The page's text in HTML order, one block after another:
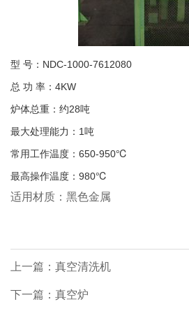
型 号：NDC-1000-7612080
总 功 率：4KW
炉体总重：约28吨
最大处理能力：1吨
常用工作温度：650-950℃
最高操作温度：980℃
适用材质：黑色金属
上一篇：真空清洗机
下一篇：真空炉